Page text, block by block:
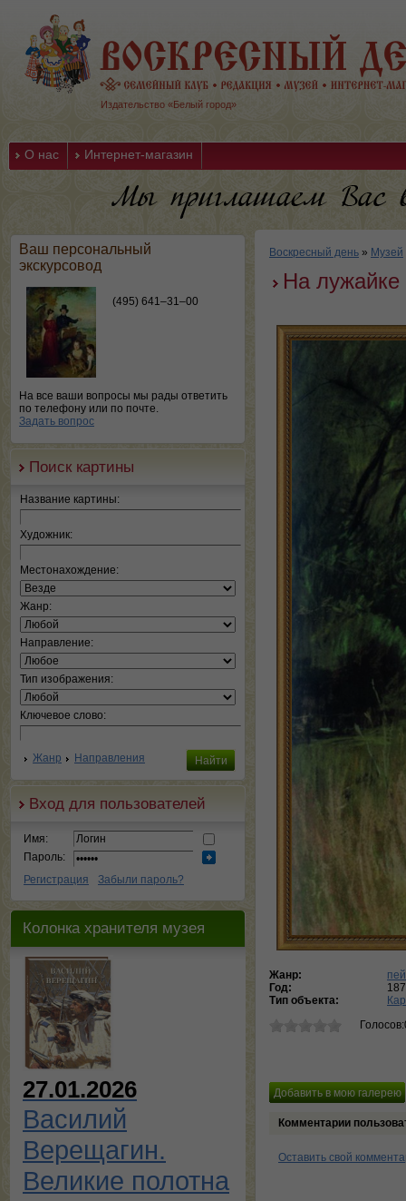
Издательство «Белый город»
О нас Интернет-магазин
Ваш персональный
экскурсовод
(495) 641–31–00
На все ваши вопросы мы рады ответить
по телефону или по почте.
Задать вопрос
Поиск картины
Название картины:
Художник:
Местонахождение:
Жанр:
Направление:
Тип изображения:
Ключевое слово:
Жанр Направления
Вход для пользователей
Имя:
Пароль:
Регистрация
Забыли пароль?
Колонка хранителя музея
27.01.2026
Василий
Верещагин.
Великие полотна
Воскресный день » Музей
На лужайке
Жанр:
Год:
Тип объекта:
Комментарии
Оставить свой